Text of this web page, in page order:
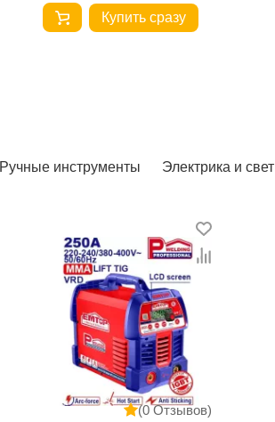
Купить сразу
Ручные инструменты Электрика и свет
(0 Отзывов)